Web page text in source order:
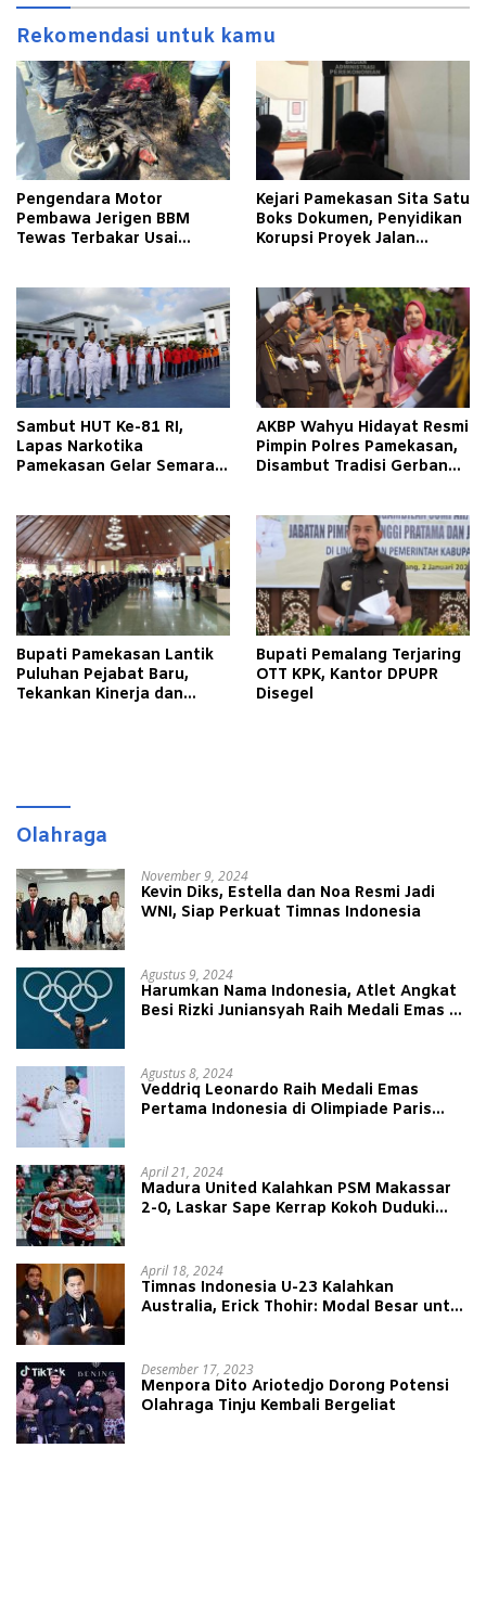
Rekomendasi untuk kamu
Pengendara Motor
Pembawa Jerigen BBM
Tewas Terbakar Usai
Pamekasan
Kejari Pamekasan Sita Satu
Boks Dokumen, Penyidikan
Korupsi Proyek Jalan
Sambut HUT Ke-81 RI,
Lapas Narkotika
Pamekasan Gelar Semarak
AKBP Wahyu Hidayat Resmi
Pimpin Polres Pamekasan,
Disambut Tradisi Gerbang
Bupati Pamekasan Lantik
Puluhan Pejabat Baru,
Tekankan Kinerja dan
Bupati Pemalang Terjaring
OTT KPK, Kantor DPUPR
Disegel
Olahraga
November 9, 2024
Kevin Diks, Estella dan Noa Resmi Jadi
WNI, Siap Perkuat Timnas Indonesia
Agustus 9, 2024
Harumkan Nama Indonesia, Atlet Angkat
Besi Rizki Juniansyah Raih Medali Emas di
Agustus 8, 2024
Veddriq Leonardo Raih Medali Emas
Pertama Indonesia di Olimpiade Paris
April 21, 2024
Madura United Kalahkan PSM Makassar
2-0, Laskar Sape Kerrap Kokoh Duduki
April 18, 2024
Timnas Indonesia U-23 Kalahkan
Australia, Erick Thohir: Modal Besar untuk
Desember 17, 2023
Menpora Dito Ariotedjo Dorong Potensi
Olahraga Tinju Kembali Bergeliat